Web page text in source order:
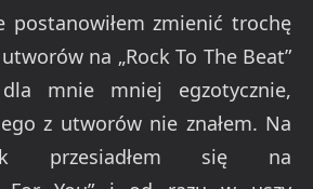
postanowiłem zmienić trochę
na „Rock To The Beat”
mnie mniej egzotycznie,
z utworów nie znałem. Na
przesiadłem się na